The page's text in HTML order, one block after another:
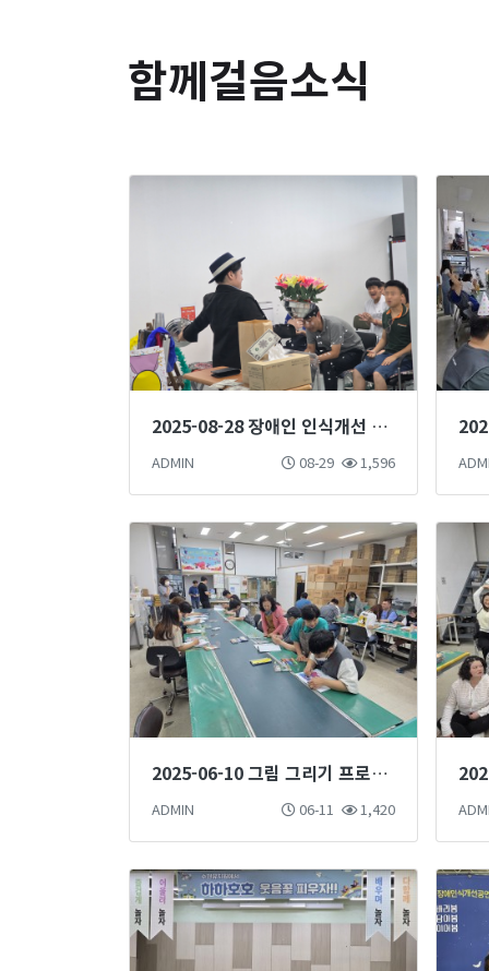
함께걸음소식
2025-08-28 장애인 인식개선 마술단 마술공연
ADMIN 08-29 1,596
2025-06-10 그림 그리기 프로그램
ADMIN 06-11 1,420